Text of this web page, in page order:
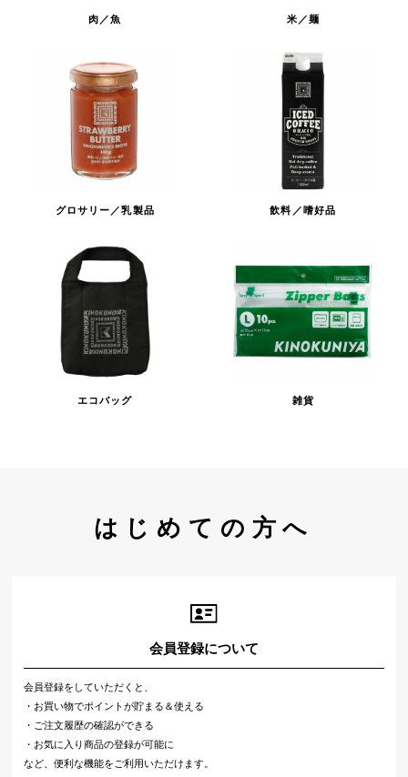
肉／魚 米／麺
グロサリー／乳製品 飲料／嗜好品
エコバッグ 雑貨
はじめての方へ
会員登録について
会員登録をしていただくと、
・お買い物でポイントが貯まる＆使える
・ご注文履歴の確認ができる
・お気に入り商品の登録が可能に
など、便利な機能をご利用いただけます。